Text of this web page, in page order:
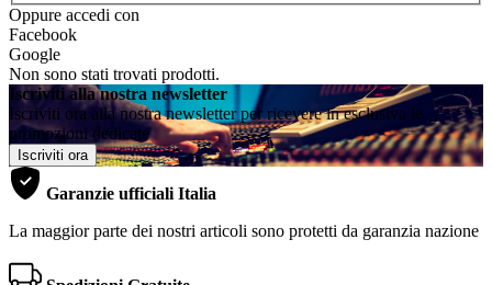
Oppure accedi con
Facebook
Google
Non sono stati trovati prodotti.
Iscriviti alla nostra newsletter
Iscriviti ora alla nostra newsletter per ricevere in esclusiva le
promozioni dedicate
Iscriviti ora
Garanzie ufficiali Italia
La maggior parte dei nostri articoli sono protetti da garanzia nazione